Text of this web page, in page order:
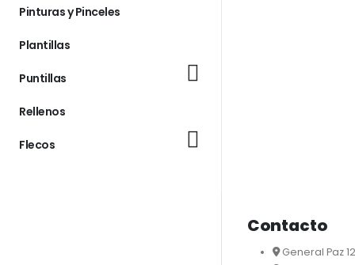
Pinturas y Pinceles
Plantillas
Puntillas
Rellenos
Flecos
Contacto
General Paz